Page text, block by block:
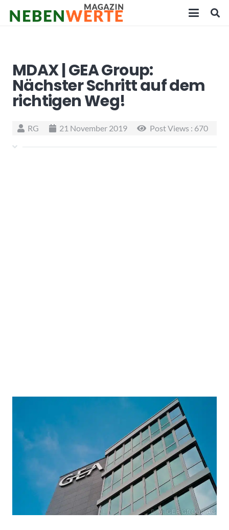
MDAX | GEA Group:
Nächster Schritt auf dem
richtigen Weg!
RG 21 November 2019 Post Views : 670